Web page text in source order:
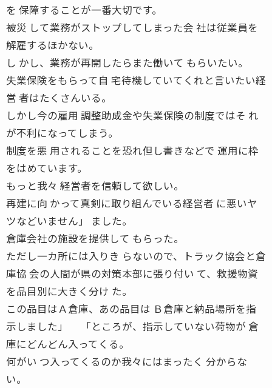
を 保障することが一番大切です。
被災 して業務がストップしてしまった会 社は従業員を
解雇するほかない。
し かし、業務が再開したらまた働いて もらいたい。
失業保険をもらって自 宅待機していてくれと言いたい経
営 者はたくさんいる。
しかし今の雇用 調整助成金や失業保険の制度ではそ れ
が不利になってしまう。
制度を悪 用されることを恐れ但し書きなどで 運用に枠
をはめています。
もっと我々 経営者を信頼して欲しい。
再建に向 かって真剣に取り組んでいる経営者 に悪いヤ
ツなどいません」 ました。
倉庫会社の施設を提供して もらった。
ただし一カ所には入りき らないので、トラック協会と倉
庫協 会の人間が県の対策本部に張り付い て、救援物資
を品目別に大きく分け た。
この品目はＡ倉庫、あの品目は Ｂ倉庫と納品場所を指
示しました」 「ところが、指示していない荷物が 倉
庫にどんどん入ってくる。
何がい つ入ってくるのか我々にはまったく 分からな
い。